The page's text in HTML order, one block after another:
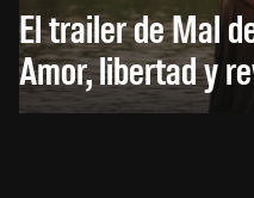
El trailer de Mal
Amor, libertad y